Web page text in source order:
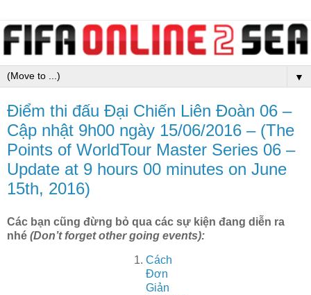
▼
Điểm thi đấu Đại Chiến Liên Đoàn 06 –
Cập nhật 9h00 ngày 15/06/2016 – (The
Points of WorldTour Master Series 06 –
Update at 9 hours 00 minutes on June
15th, 2016)
Các bạn cũng đừng bỏ qua các sự kiện đang diễn ra
nhé (Don’t forget other going events):
Cách
Đơn
Giản